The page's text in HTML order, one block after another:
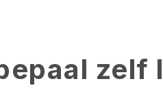
zelf